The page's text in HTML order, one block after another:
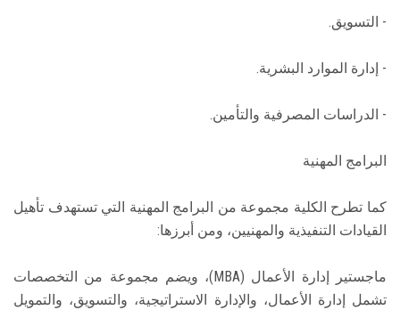
- التسويق.
- إدارة الموارد البشرية.
- الدراسات المصرفية والتأمين.
البرامج المهنية
كما تطرح الكلية مجموعة من البرامج المهنية التي تستهدف تأهيل
القيادات التنفيذية والمهنيين، ومن أبرزها:
ماجستير إدارة الأعمال (MBA)، ويضم مجموعة من التخصصات
تشمل إدارة الأعمال، والإدارة الاستراتيجية، والتسويق، والتمويل